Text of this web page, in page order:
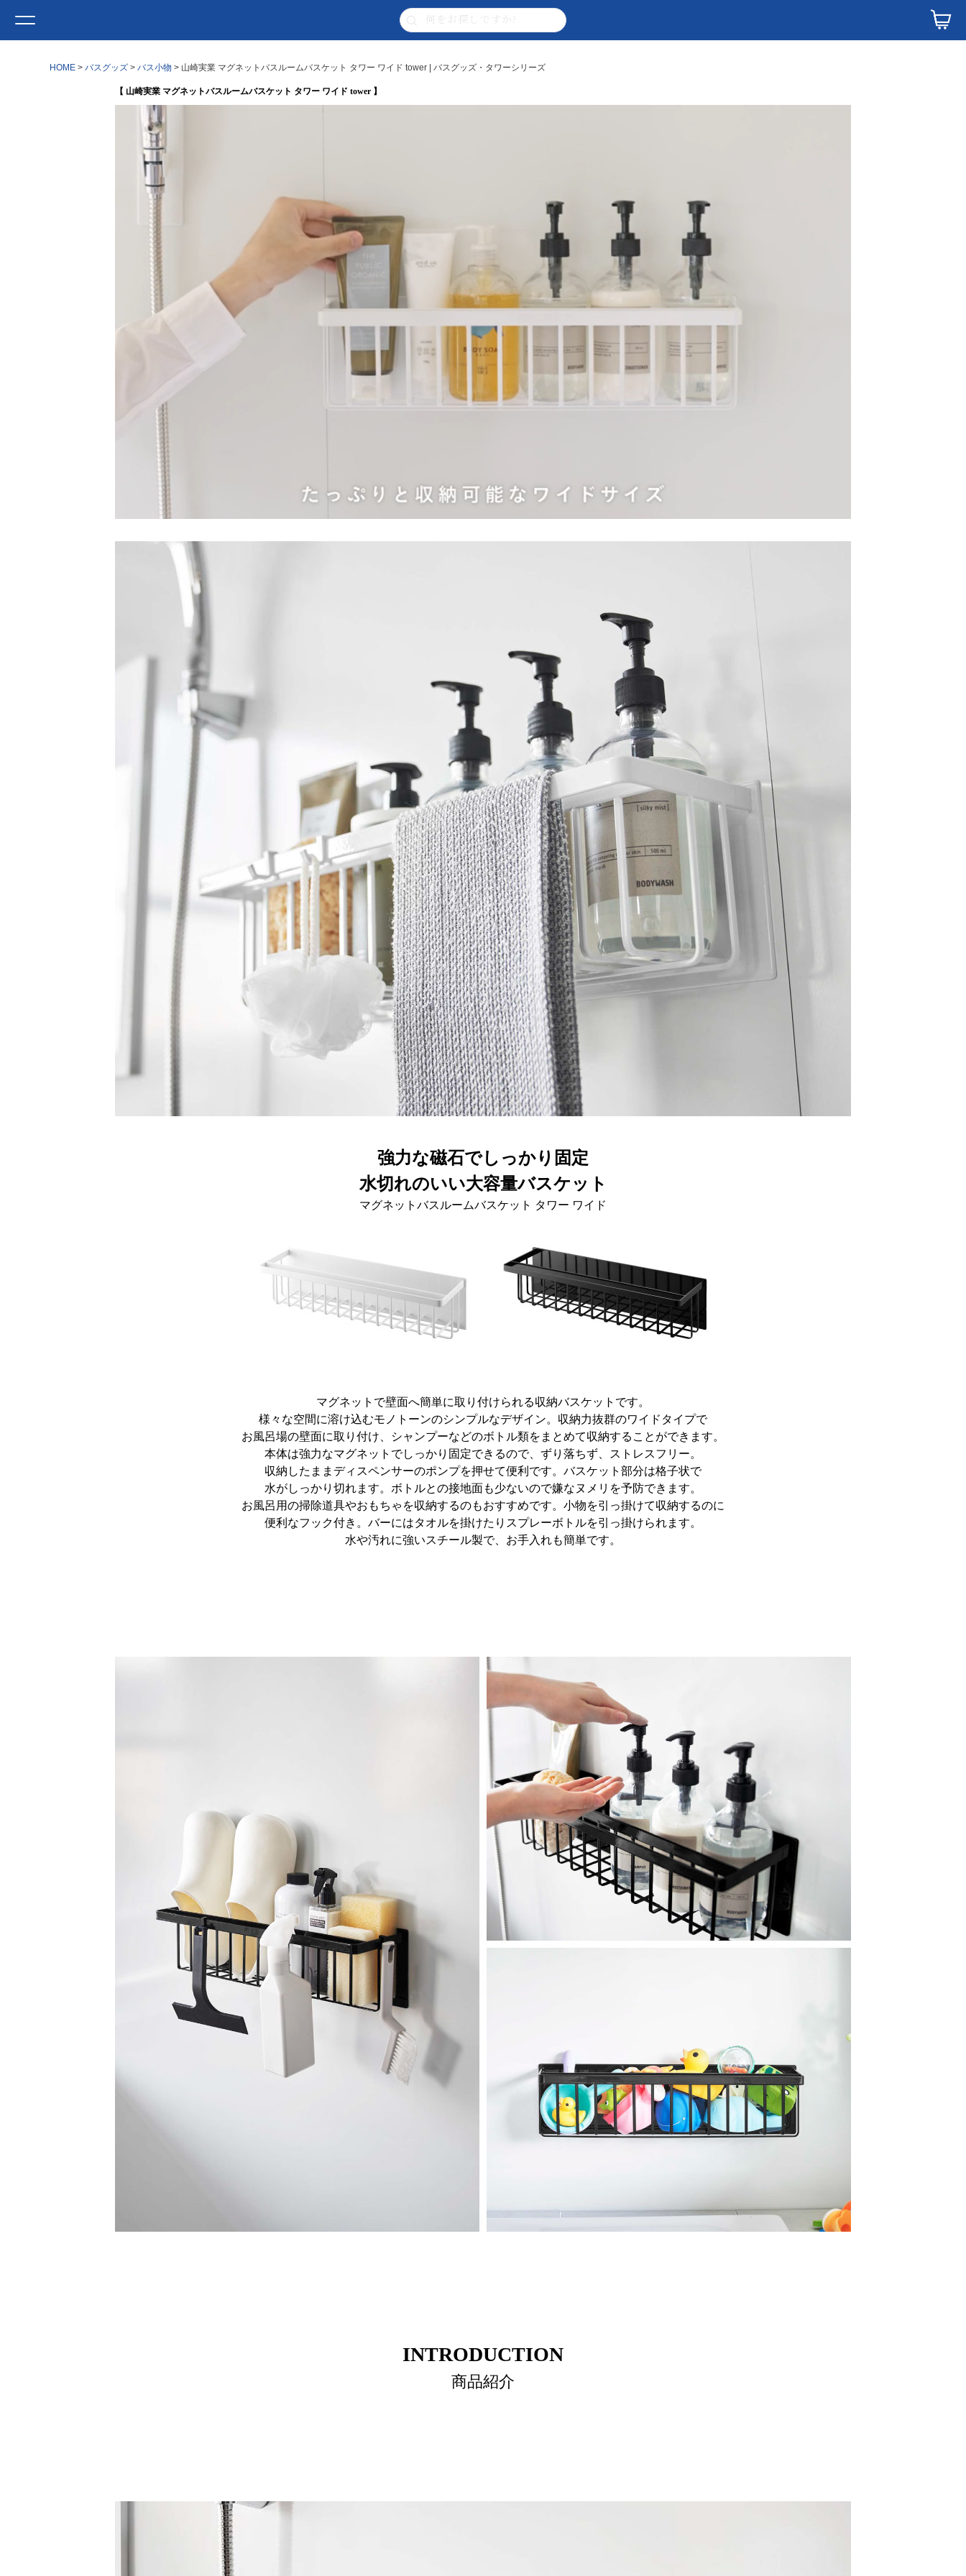
HOME バスグッズ バス小物 山崎実業 マグネットバスルームバスケット タワー ワイド tower | バスグッズ・タワーシリーズ
【 山崎実業 マグネットバスルームバスケット タワー ワイド tower 】
強力な磁石でしっかり固定
水切れのいい大容量バスケット
マグネットバスルームバスケット タワー ワイド
マグネットで壁面へ簡単に取り付けられる収納バスケットです。
様々な空間に溶け込むモノトーンのシンプルなデザイン。収納力抜群のワイドタイプで
お風呂場の壁面に取り付け、シャンプーなどのボトル類をまとめて収納することができます。
本体は強力なマグネットでしっかり固定できるので、ずり落ちず、ストレスフリー。
収納したままディスペンサーのポンプを押せて便利です。バスケット部分は格子状で
水がしっかり切れます。ボトルとの接地面も少ないので嫌なヌメリを予防できます。
お風呂用の掃除道具やおもちゃを収納するのもおすすめです。小物を引っ掛けて収納するのに
便利なフック付き。バーにはタオルを掛けたりスプレーボトルを引っ掛けられます。
水や汚れに強いスチール製で、お手入れも簡単です。
INTRODUCTION
商品紹介